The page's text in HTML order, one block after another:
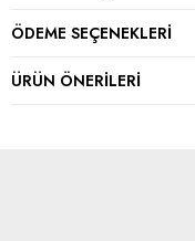
ÖDEME SEÇENEKLERI
ÜRÜN ÖNERILERI